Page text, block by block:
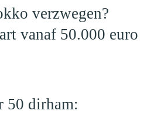
verzwegen?
vanaf 50.000 euro
50 dirham: